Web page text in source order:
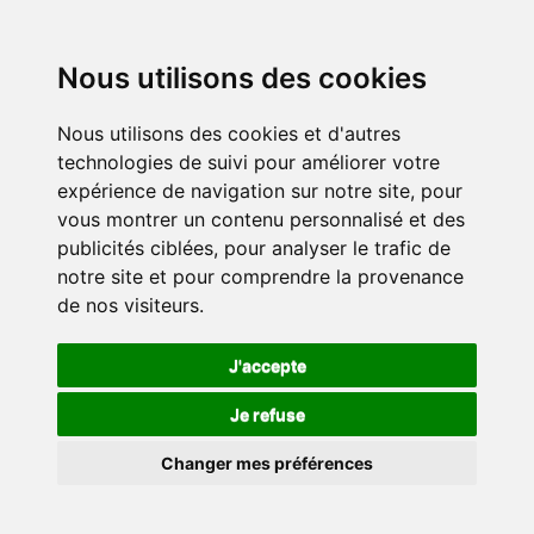
Nous utilisons des cookies
Nous utilisons des cookies et d'autres
technologies de suivi pour améliorer votre
expérience de navigation sur notre site, pour
vous montrer un contenu personnalisé et des
publicités ciblées, pour analyser le trafic de
notre site et pour comprendre la provenance
de nos visiteurs.
J'accepte
Je refuse
Changer mes préférences